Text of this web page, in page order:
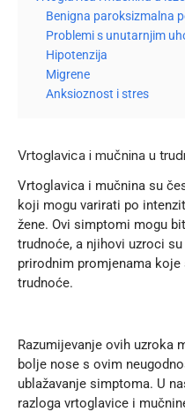
Benigna paroksizmalna
Problemi s unutarnjim
Hipotenzija
Migrene
Anksioznost i stres
Vrtoglavica i mučnina u
Vrtoglavica i mučnina su
koji mogu varirati po
žene. Ovi simptomi mogu
trudnoće, a njihovi uzroci
prirodnim promjenama
trudnoće.
Razumijevanje ovih uzroka
bolje nose s ovim
ublažavanje simptoma. U
razloga vrtoglavice i